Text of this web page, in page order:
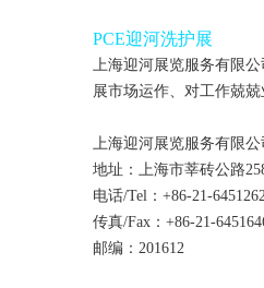
PCE迎河洗护展
上海迎河展览服务有限
展市场运作、对工作兢
上海迎河展览服务有限公
地址：上海市莘砖公路
电话/Tel：+86-21-
传真/Fax：+86-21-
邮编：201612